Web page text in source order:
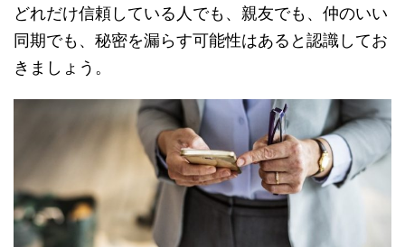
どれだけ信頼している人でも、親友でも、仲のいい
同期でも、秘密を漏らす可能性はあると認識してお
きましょう。